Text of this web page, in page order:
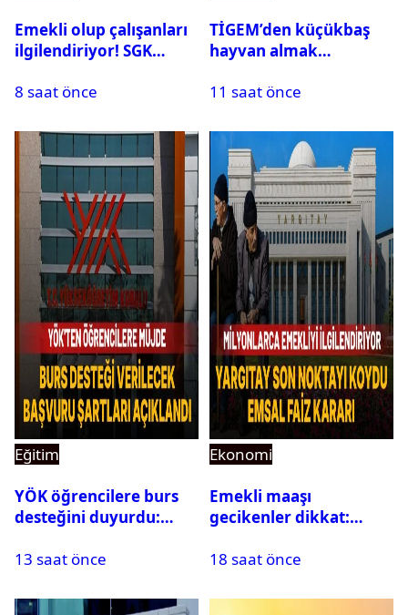
Emekli olup çalışanları
ilgilendiriyor! SGK
8 saat önce
TİGEM’den küçükbaş
hayvan almak
350 küçükbaş hayvan
muhammen bedeli
açıklandı
11 saat önce
Eğitim
YÖK öğrencilere burs
desteğini duyurdu:
açıklandı
13 saat önce
Ekonomi
Emekli maaşı
gecikenler dikkat:
maaşı için emsal faiz
18 saat önce